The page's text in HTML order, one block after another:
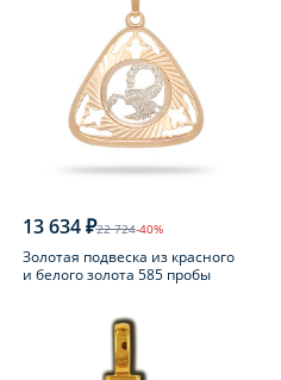
13 634 ₽22 724-40%
Золотая подвеска из красного
и белого золота 585 пробы